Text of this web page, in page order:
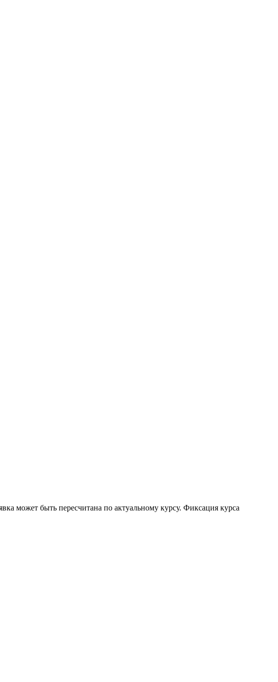
может быть пересчитана по актуальному курсу. Фиксация курса